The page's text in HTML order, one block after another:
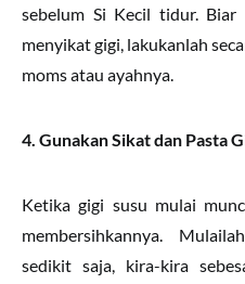
sebelum Si Kecil tidur.
menyikat gigi, lakukanlah
moms atau ayahnya.
4. Gunakan Sikat dan Pasta
Ketika gigi susu mulai
membersihkannya.
sedikit saja, kira-kira